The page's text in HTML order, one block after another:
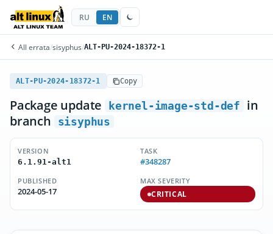
RU EN
All errata/sisyphus/ALT-PU-2024-18372-1
ALT-PU-2024-18372-1 Copy
Package update kernel-image-std-def
in
branch
sisyphus
VERSION
6.1.91-alt1
TASK
#348287
PUBLISHED
2024-05-17
MAX SEVERITY
CRITICAL